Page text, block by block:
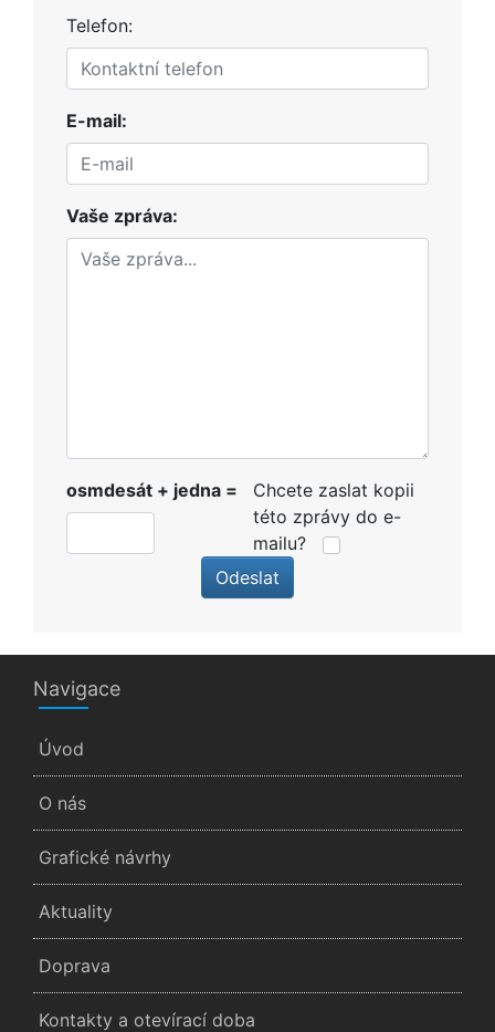
Telefon:
E-mail:
Vaše zpráva:
osmdesát + jedna =
Chcete zaslat kopii
této zprávy do e-
mailu?
Odeslat
Navigace
Úvod
O nás
Grafické návrhy
Aktuality
Doprava
Kontakty a otevírací doba